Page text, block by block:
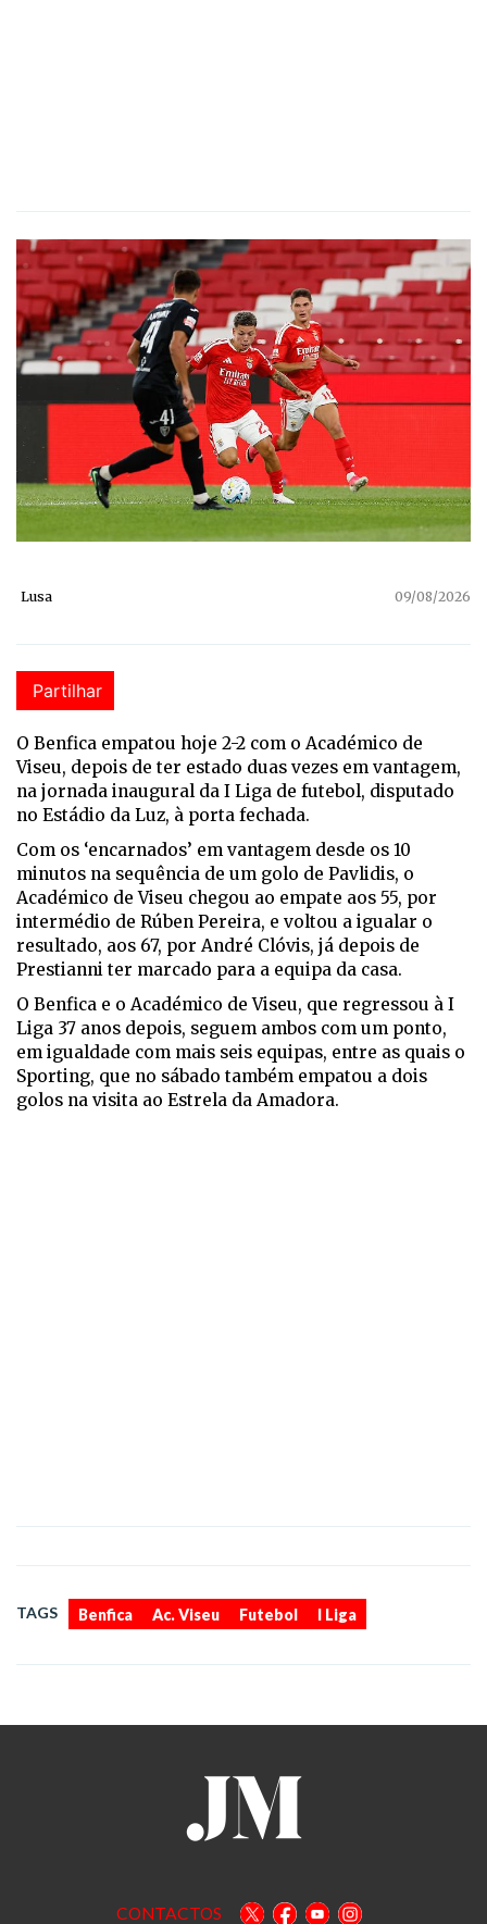
Lusa 09/08/2026
Partilhar
O Benfica empatou hoje 2-2 com o Académico de
Viseu, depois de ter estado duas vezes em vantagem,
na jornada inaugural da I Liga de futebol, disputado
no Estádio da Luz, à porta fechada.
Com os ‘encarnados’ em vantagem desde os 10
minutos na sequência de um golo de Pavlidis, o
Académico de Viseu chegou ao empate aos 55, por
intermédio de Rúben Pereira, e voltou a igualar o
resultado, aos 67, por André Clóvis, já depois de
Prestianni ter marcado para a equipa da casa.
O Benfica e o Académico de Viseu, que regressou à I
Liga 37 anos depois, seguem ambos com um ponto,
em igualdade com mais seis equipas, entre as quais o
Sporting, que no sábado também empatou a dois
golos na visita ao Estrela da Amadora.
TAGS Benfica Ac. Viseu Futebol I Liga
CONTACTOS